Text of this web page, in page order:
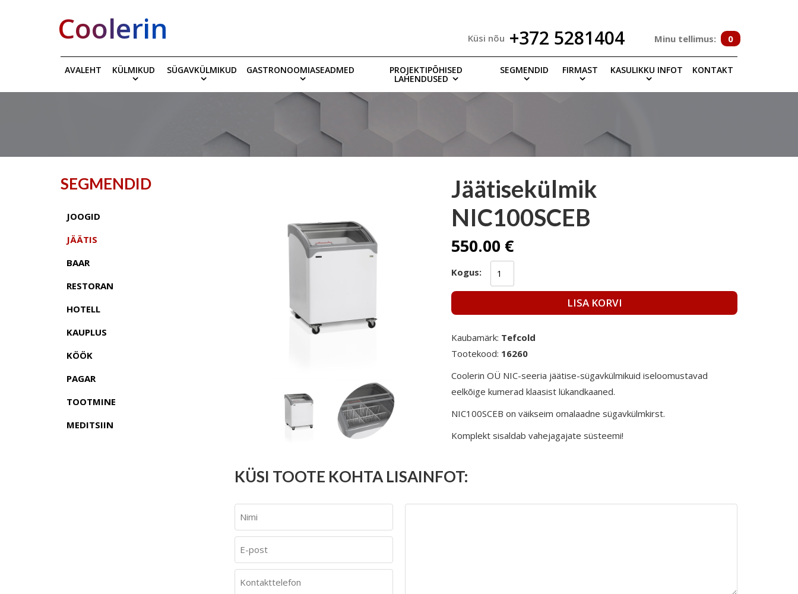
Coolerin Küsi nõu +372 5281404 Minu tellimus: 0
AVALEHT KÜLMIKUD SÜGAVKÜLMIKUD GASTRONOOMIASEADMED PROJEKTIPÕHISED
LAHENDUSED
SEGMENDID FIRMAST KASULIKKU INFOT KONTAKT
SEGMENDID
JOOGID
JÄÄTIS
BAAR
RESTORAN
HOTELL
KAUPLUS
KÖÖK
PAGAR
TOOTMINE
MEDITSIIN
Jäätisekülmik
NIC100SCEB
550.00 €
Kogus:
LISA KORVI
Kaubamärk: Tefcold
Tootekood: 16260
Coolerin OÜ NIC-seeria jäätise-sügavkülmikuid iseloomustavad
eelkõige kumerad klaasist lükandkaaned.
NIC100SCEB on väikseim omalaadne sügavkülmkirst.
Komplekt sisaldab vahejagajate süsteemi!
KÜSI TOOTE KOHTA LISAINFOT: